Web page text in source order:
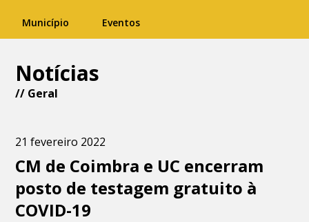
Município Eventos
Notícias
// Geral
21 fevereiro 2022
CM de Coimbra e UC encerram
posto de testagem gratuito à
COVID-19